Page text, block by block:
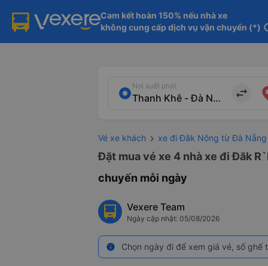
Cam kết hoàn 150% nếu nhà xe
không cung cấp dịch vụ vận chuyển (*)
Nơi xuất phát
import_export
Vé xe khách xe đi Đăk Nông từ Đà Nẵng
Đặt mua vé xe 4 nhà xe đi Đăk
chuyến mỗi ngày
Vexere Team
Ngày cập nhật: 05/08/2026
info Chọn ngày đi để xem giá vé, số